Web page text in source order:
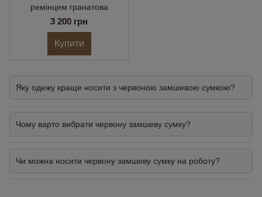
ремінцем гранатова
3 200 грн
Купити
Яку одежу краще носити з червоною замшевою сумкою?
Чому варто вибрати червону замшеву сумку?
Чи можна носити червону замшеву сумку на роботу?